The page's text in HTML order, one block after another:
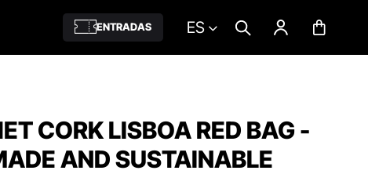
ENTRADAS ES
CORK LISBOA RED BAG -
AND SUSTAINABLE